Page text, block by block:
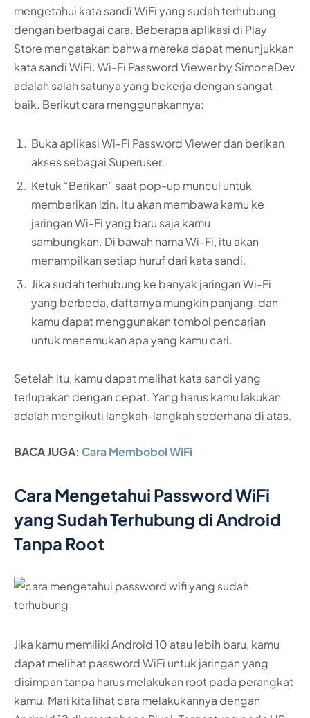
mengetahui kata sandi WiFi yang sudah terhubung
dengan berbagai cara. Beberapa aplikasi di Play
Store mengatakan bahwa mereka dapat menunjukkan
kata sandi WiFi. Wi-Fi Password Viewer by SimoneDev
adalah salah satunya yang bekerja dengan sangat
baik. Berikut cara menggunakannya:
Buka aplikasi Wi-Fi Password Viewer dan berikan
akses sebagai Superuser.
Ketuk “Berikan” saat pop-up muncul untuk
memberikan izin. Itu akan membawa kamu ke
jaringan Wi-Fi yang baru saja kamu
sambungkan. Di bawah nama Wi-Fi, itu akan
menampilkan setiap huruf dari kata sandi.
Jika sudah terhubung ke banyak jaringan Wi-Fi
yang berbeda, daftarnya mungkin panjang, dan
kamu dapat menggunakan tombol pencarian
untuk menemukan apa yang kamu cari.
Setelah itu, kamu dapat melihat kata sandi yang
terlupakan dengan cepat. Yang harus kamu lakukan
adalah mengikuti langkah-langkah sederhana di atas.
BACA JUGA: Cara Membobol WiFi
Cara Mengetahui Password WiFi
yang Sudah Terhubung di Android
Tanpa Root
Jika kamu memiliki Android 10 atau lebih baru, kamu
dapat melihat password WiFi untuk jaringan yang
disimpan tanpa harus melakukan root pada perangkat
kamu. Mari kita lihat cara melakukannya dengan